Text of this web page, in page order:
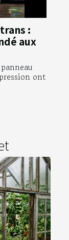
:
aux
ont